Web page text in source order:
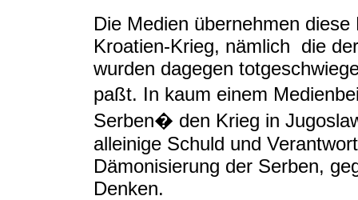
Die Medien übernehmen
Kroatien-Krieg, nämlich die
wurden dagegen
paßt. In kaum einem
Serben� den Krieg in
alleinige Schuld und
Dämonisierung der Serben,
Denken.